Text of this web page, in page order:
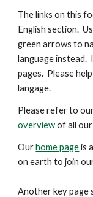
The links on this
English section.
green arrows to
language instead.
pages. Please
langage.
Please refer to
overviewof all
Ourhome pageis
on earth to join
Another keypage